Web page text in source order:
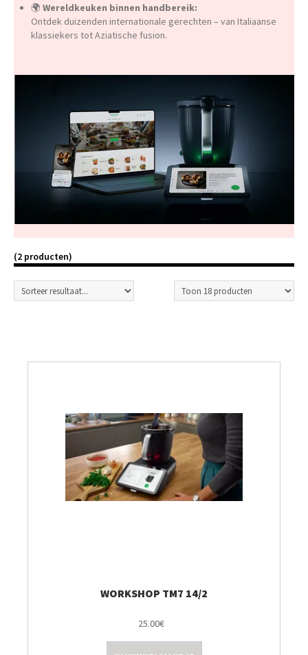
🌍 Wereldkeuken binnen handbereik:
Ontdek duizenden internationale gerechten – van Italiaanse
klassiekers tot Aziatische fusion.
(2 producten)
WORKSHOP TM7 14/2
25.00€